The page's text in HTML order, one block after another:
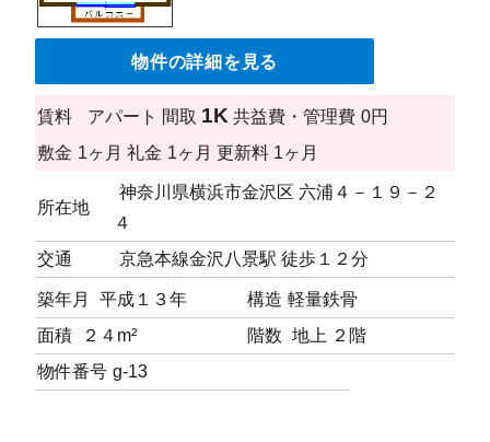
物件の詳細を見る
賃料 アパート 間取 1K 共益費・管理費 0円
敷金 1ヶ月 礼金 1ヶ月 更新料 1ヶ月
所在地
神奈川県横浜市金沢区 六浦４－１９－２
４
交通
京急本線金沢八景駅 徒歩１２分
築年月 平成１３年 構造 軽量鉄骨
面積
２４m² 階数 地上 ２階
物件番号 g-13